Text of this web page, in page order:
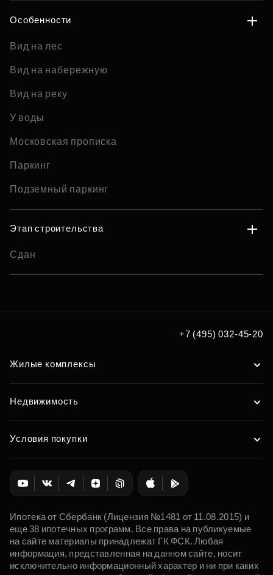
Особенности
Вид на лес
Вид на набережную
Вид на реку
У воды
Московская прописка
Паркинг
Подземный паркинг
Этап строительства
Сдан
+7 (495) 032-45-20
Жилые комплексы
Недвижимость
Условия покупки
Ипотека от Сбербанк (Лицензия №1481 от 11.08.2015) и
еще 38 ипотечных программ. Все права на публикуемые
на сайте материалы принадлежат ГК ФСК. Любая
информация, представленная на данном сайте, носит
исключительно информационный характер и ни при каких